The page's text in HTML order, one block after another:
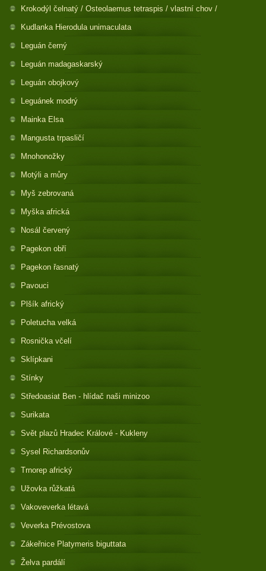
Krokodýl čelnatý / Osteolaemus tetraspis / vlastní chov /
Kudlanka Hierodula unimaculata
Leguán černý
Leguán madagaskarský
Leguán obojkový
Leguánek modrý
Mainka Elsa
Mangusta trpasličí
Mnohonožky
Motýli a můry
Myš zebrovaná
Myška africká
Nosál červený
Pagekon obří
Pagekon řasnatý
Pavouci
Plšík africký
Poletucha velká
Rosnička včelí
Sklípkani
Stínky
Středoasiat Ben - hlídač naši minizoo
Surikata
Svět plazů Hradec Králové - Kukleny
Sysel Richardsonův
Trnorep africký
Užovka růžkatá
Vakoveverka létavá
Veverka Prévostova
Zákeřnice Platymeris biguttata
Želva pardálí